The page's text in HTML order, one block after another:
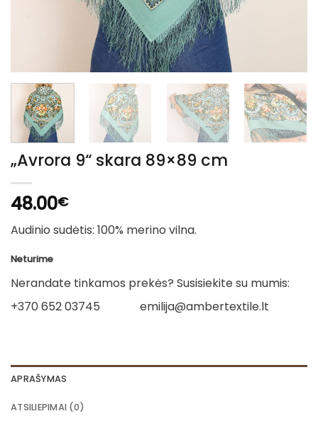
„Avrora 9“ skara 89×89 cm
48.00€
Audinio sudėtis: 100% merino vilna.
Neturime
Nerandate tinkamos prekės? Susisiekite su mumis:
+370 652 03745
emilija@ambertextile.lt
APRAŠYMAS
ATSILIEPIMAI (0)